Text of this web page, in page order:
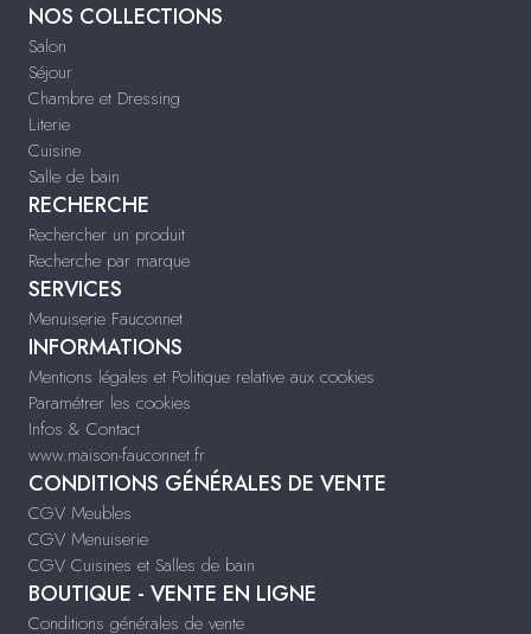
NOS COLLECTIONS
Salon
Séjour
Chambre et Dressing
Literie
Cuisine
Salle de bain
RECHERCHE
Rechercher un produit
Recherche par marque
SERVICES
Menuiserie Fauconnet
INFORMATIONS
Mentions légales et Politique relative aux cookies
Paramétrer les cookies
Infos & Contact
www.maison-fauconnet.fr
CONDITIONS GÉNÉRALES DE VENTE
CGV Meubles
CGV Menuiserie
CGV Cuisines et Salles de bain
BOUTIQUE - VENTE EN LIGNE
Conditions générales de vente